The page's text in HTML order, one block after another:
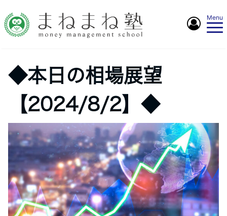
Menu
◆本日の相場展望
【2024/8/2】◆